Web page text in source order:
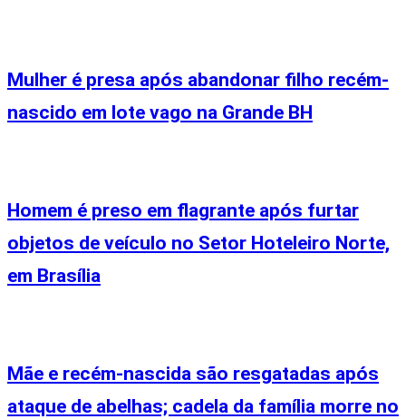
Mulher é presa após abandonar filho recém-
nascido em lote vago na Grande BH
Homem é preso em flagrante após furtar
objetos de veículo no Setor Hoteleiro Norte,
em Brasília
Mãe e recém-nascida são resgatadas após
ataque de abelhas; cadela da família morre no